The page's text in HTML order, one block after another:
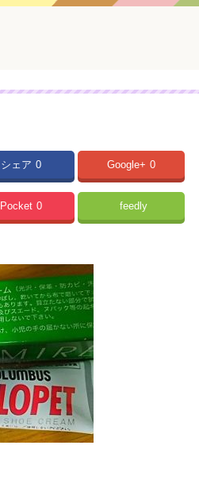
シェア 0 Google+ 0
Pocket 0 feedly